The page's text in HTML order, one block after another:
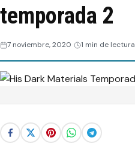
Streaming
Webisodios
temporada 2
7 noviembre, 2020 1 min de lectura